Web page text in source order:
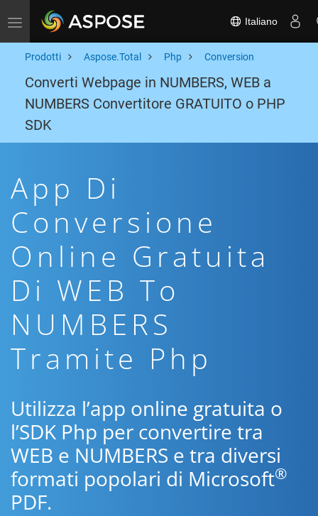
Toggle navigation Italiano
Prodotti Aspose.Total Php Conversion
Converti Webpage in NUMBERS, WEB a
NUMBERS Convertitore GRATUITO o PHP
SDK
App Di
Conversione
Online Gratuita
Di WEB To
NUMBERS
Tramite Php
Utilizza l’app online gratuita o
l’SDK Php per convertire tra
WEB e NUMBERS e tra diversi
formati popolari di Microsoft®
PDF.